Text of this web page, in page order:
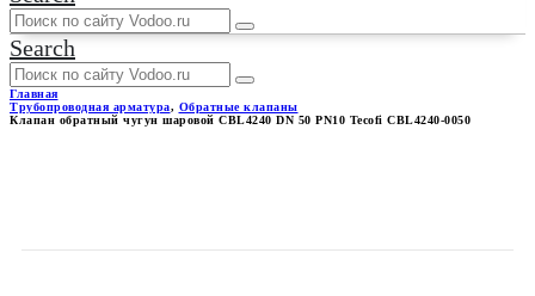
Search
Главная
Трубопроводная арматура, Обратные клапаны
Клапан обратный чугун шаровой CBL4240 DN 50 PN10 Tecofi CBL4240-0050